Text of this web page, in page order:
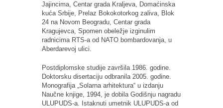
Jajincima, Centar grada Kraljeva, Domaćinska
kuća Srbije, Prelaz Bokokotorkog zaliva, Blok
24 na Novom Beogradu, Centar grada
Kragujevca, Spomen obeležje izginulim
radnicima RTS-a od NATO bombardovanja, u
Aberdarevoj ulici.
Postdiplomske studije završila 1986. godine.
Doktorsku disertaciju odbranila 2005. godine.
Monografija „Solarna arhitektura“ u izdanju
Naučne knjige, 1994, je dobila Godišnju nagradu
ULUPUDS-a. Istaknuti umetnik ULUPUDS-a od